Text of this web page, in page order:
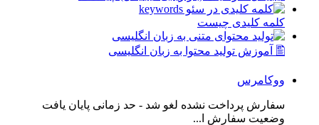
کلمه کلیدی چیست
🖺 آموزش تولید محتوا به زبان انگلیسی
ووکامرس
سفارش پرداخت نشده لغو شد - حد زمانی پایان یافت
وضعیت سفارش ا...